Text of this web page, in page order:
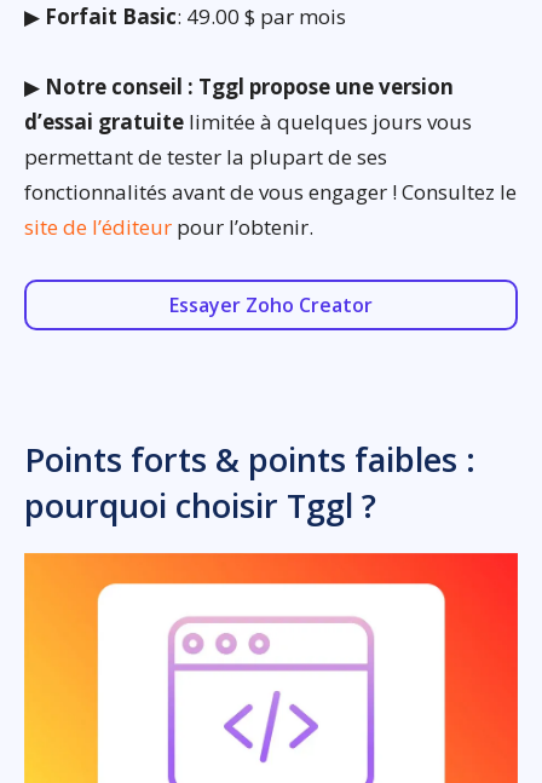
▶ Forfait Basic: 49.00 $ par mois
▶ Notre conseil : Tggl propose une version
d’essai gratuite limitée à quelques jours vous
permettant de tester la plupart de ses
fonctionnalités avant de vous engager ! Consultez le
site de l’éditeur pour l’obtenir.
Essayer Zoho Creator
Points forts & points faibles :
pourquoi choisir Tggl ?